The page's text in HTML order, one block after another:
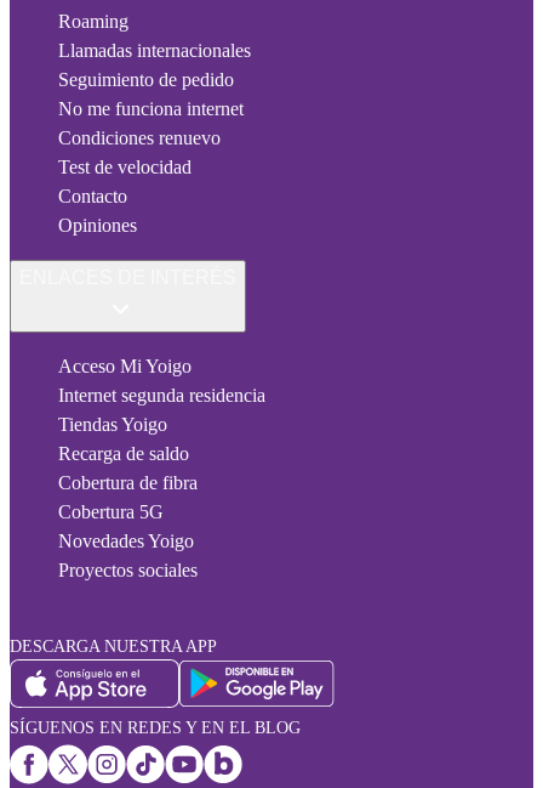
Roaming
Llamadas internacionales
Seguimiento de pedido
No me funciona internet
Condiciones renuevo
Test de velocidad
Contacto
Opiniones
Acceso Mi Yoigo
Internet segunda residencia
Tiendas Yoigo
Recarga de saldo
Cobertura de fibra
Cobertura 5G
Novedades Yoigo
Proyectos sociales
DESCARGA NUESTRA APP
SÍGUENOS EN REDES Y EN EL BLOG